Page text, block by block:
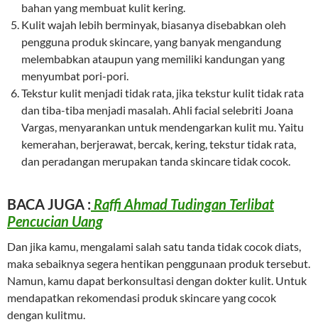
bahan yang membuat kulit kering.
Kulit wajah lebih berminyak, biasanya disebabkan oleh
pengguna produk skincare, yang banyak mengandung
melembabkan ataupun yang memiliki kandungan yang
menyumbat pori-pori.
Tekstur kulit menjadi tidak rata, jika tekstur kulit tidak rata
dan tiba-tiba menjadi masalah. Ahli facial selebriti Joana
Vargas, menyarankan untuk mendengarkan kulit mu. Yaitu
kemerahan, berjerawat, bercak, kering, tekstur tidak rata,
dan peradangan merupakan tanda skincare tidak cocok.
BACA JUGA : Raffi Ahmad Tudingan Terlibat
Pencucian Uang
Dan jika kamu, mengalami salah satu tanda tidak cocok diats,
maka sebaiknya segera hentikan penggunaan produk tersebut.
Namun, kamu dapat berkonsultasi dengan dokter kulit. Untuk
mendapatkan rekomendasi produk skincare yang cocok
dengan kulitmu.